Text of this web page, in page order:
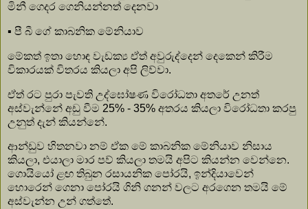
මිනී ගෙදර ගෙනියන්නත් දෙනවා
▪️ පී බී ගේ කාබනික මේනියාව
මේකත් ඉතා හොඳ වැඩක්‍ය ඒත් අවුරුද්දෙන් දෙකෙන් කිරීම
විකාරයක් විතරය කියලා අපි ලිව්වා.
ඒත් රට පුරා පැවති උද්ඝෝෂණ විරෝධතා අතරේ උනත්
අස්වැන්නේ අඩු වීම 25% - 35% අතරය කියලා විරෝධතා කරපු
උනුත් දැන් කියන්නේ.
ආන්ඩුව හිතනවා නම් ඒක මේ කාබනික මේනියාව නිසාය
කියලා, එයාලා මාර පව් කියලා තමයි අපිට කියන්න වෙන්නෙ.
ගොයියෝ ළඟ තිබුන රසායනික පෝරයි, ඉන්දියාවෙන්
හොරෙන් ගෙනා පෝරයි ගිනි ගනන් වලට අරගෙන තමයි මේ
අස්වැන්න උන් ගත්තේ.